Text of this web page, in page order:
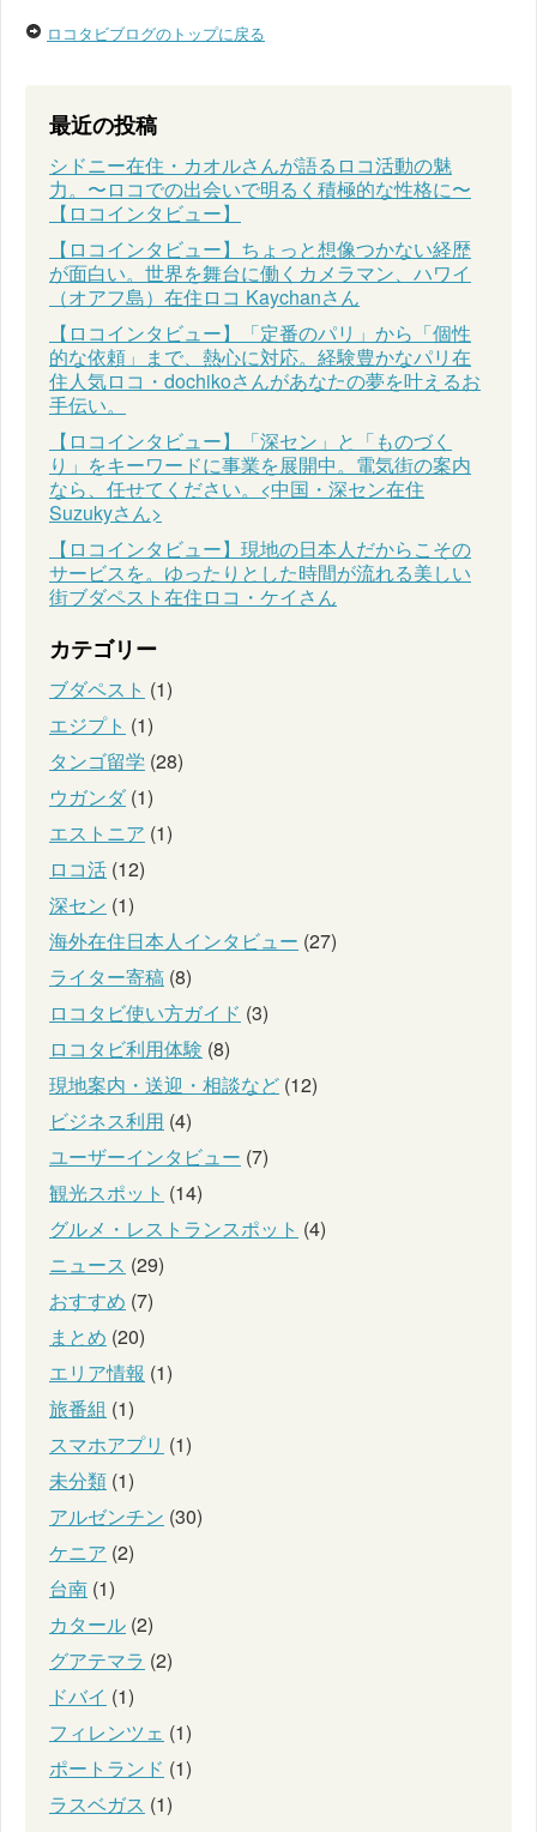
ロコタビブログのトップに戻る
最近の投稿
シドニー在住・カオルさんが語るロコ活動の魅
力。〜ロコでの出会いで明るく積極的な性格に〜
【ロコインタビュー】
【ロコインタビュー】ちょっと想像つかない経歴
が面白い。世界を舞台に働くカメラマン、ハワイ
（オアフ島）在住ロコ Kaychanさん
【ロコインタビュー】「定番のパリ」から「個性
的な依頼」まで、熱心に対応。経験豊かなパリ在
住人気ロコ・dochikoさんがあなたの夢を叶えるお
手伝い。
【ロコインタビュー】「深セン」と「ものづく
り」をキーワードに事業を展開中。電気街の案内
なら、任せてください。<中国・深セン在住
Suzukyさん>
【ロコインタビュー】現地の日本人だからこその
サービスを。ゆったりとした時間が流れる美しい
街ブダペスト在住ロコ・ケイさん
カテゴリー
ブダペスト (1)
エジプト (1)
タンゴ留学 (28)
ウガンダ(1)
エストニア (1)
ロコ活 (12)
深セン (1)
海外在住日本人インタビュー (27)
ライター寄稿 (8)
ロコタビ使い方ガイド (3)
ロコタビ利用体験 (8)
現地案内・送迎・相談など (12)
ビジネス利用 (4)
ユーザーインタビュー (7)
観光スポット (14)
グルメ・レストランスポット (4)
ニュース (29)
おすすめ (7)
まとめ (20)
エリア情報 (1)
旅番組 (1)
スマホアプリ (1)
未分類 (1)
アルゼンチン (30)
ケニア (2)
台南 (1)
カタール (2)
グアテマラ (2)
ドバイ (1)
フィレンツェ (1)
ポートランド (1)
ラスベガス (1)